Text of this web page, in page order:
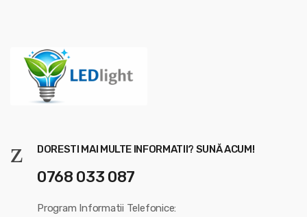
DORESTI MAI MULTE INFORMATII? SUNĂ ACUM!
0768 033 087
Program Informatii Telefonice: